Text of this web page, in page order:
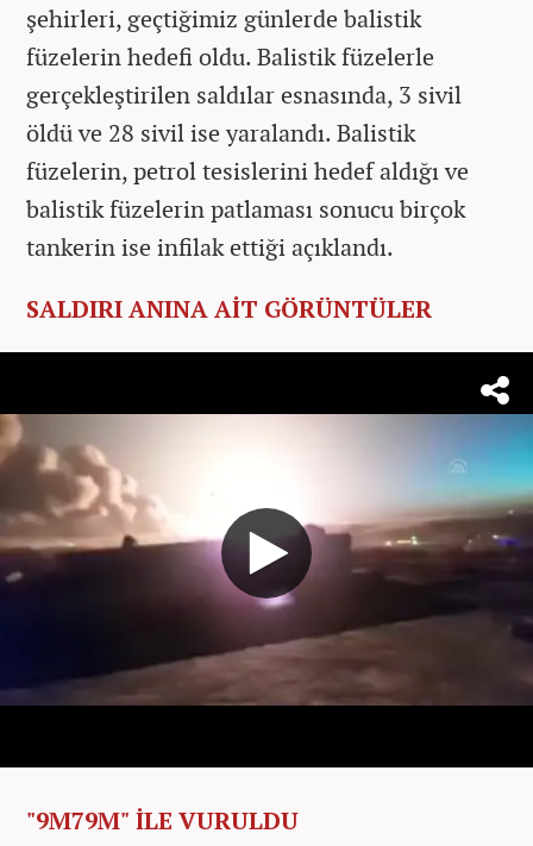
şehirleri, geçtiğimiz günlerde balistik
füzelerin hedefi oldu. Balistik füzelerle
gerçekleştirilen saldılar esnasında, 3 sivil
öldü ve 28 sivil ise yaralandı. Balistik
füzelerin, petrol tesislerini hedef aldığı ve
balistik füzelerin patlaması sonucu birçok
tankerin ise infilak ettiği açıklandı.
SALDIRI ANINA AİT GÖRÜNTÜLER
"9M79M" İLE VURULDU